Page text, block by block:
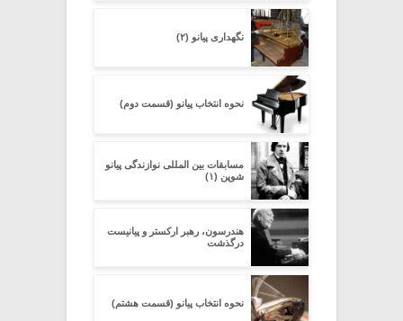
نگهداری پیانو (۲)
نحوه انتخاب پیانو (قسمت دوم)
مسابقات بین المللی نوازندگی پیانو
شوپن (۱)
هندرسون، رهبر ارکستر و پیانیست
درگذشت
نحوه انتخاب پیانو (قسمت هشتم)